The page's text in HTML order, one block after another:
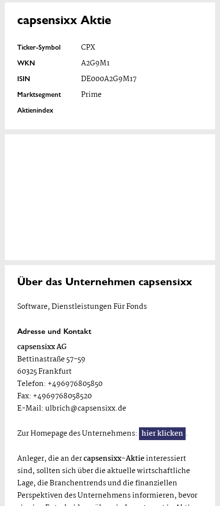
capsensixx Aktie
Ticker-Symbol CPX
WKN A2G9M1
ISIN DE000A2G9M17
Marktsegment Prime
Aktienindex
Über das Unternehmen capsensixx
Software, Dienstleistungen Für Fonds
Adresse und Kontakt
capsensixx AG
Bettinastraße 57-59
60325 Frankfurt
Telefon: +496976805850
Fax: +4969768058520
E-Mail: ulbrich@capsensixx.de
Zur Homepage des Unternehmens: hier klicken .
Anleger, die an dercapsensixx-Aktieinteressiert
sind, sollten sich über die aktuelle wirtschaftliche
Lage, die Branchentrends und die finanziellen
Perspektiven des Unternehmens informieren, bevor